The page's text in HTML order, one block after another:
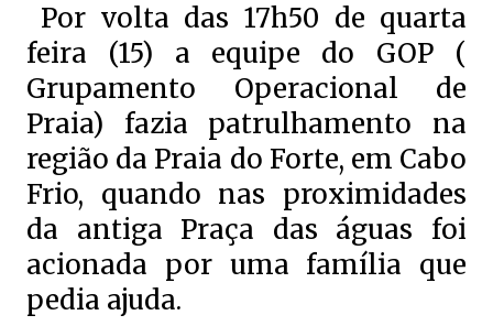
Por volta das 17h50 de quarta
feira (15) a equipe do GOP (
Grupamento Operacional de
Praia) fazia patrulhamento na
região da Praia do Forte, em Cabo
Frio, quando nas proximidades
da antiga Praça das águas foi
acionada por uma família que
pedia ajuda.